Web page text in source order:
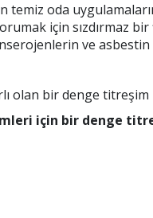
temiz oda
için sızdırmaz
ve asbestin
olan bir denge
için bir denge